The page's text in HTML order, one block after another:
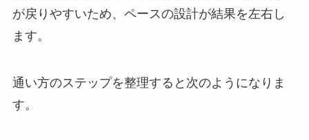
が戻りやすいため、ペースの設計が結果を左右し
ます。
通い方のステップを整理すると次のようになりま
す。